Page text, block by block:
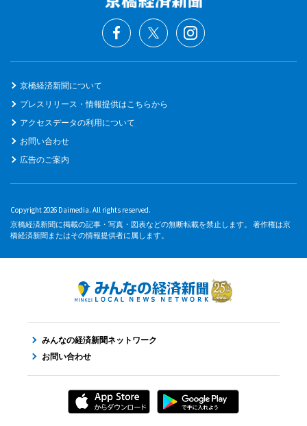
京橋経済新聞について
プレスリリース・情報提供はこちらから
アクセスデータの利用について
お問い合わせ
広告のご案内
Copyright 2026 Daimedia. All rights reserved.
京橋経済新聞に掲載の記事・写真・図表などの無断転載を禁止します。 著作権は京
橋経済新聞またはその情報提供者に属します。
みんなの経済新聞ネットワーク
お問い合わせ